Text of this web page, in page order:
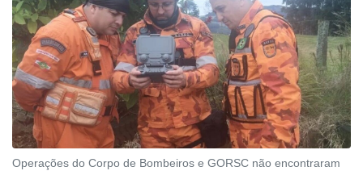
Operações do Corpo de Bombeiros e GORSC não encontraram